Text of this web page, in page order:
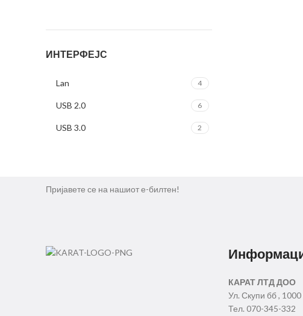
Црна, Светло Циан, Светло
Црна, Бела )
ИНТЕРФЕЈС
Lan 4
USB 2.0 6
USB 3.0 2
Пријавете се на нашиот е-билтен!
КАРАТ ЛТД ДОО
Ул. Скупи бб ,
Тел. 070-345-332